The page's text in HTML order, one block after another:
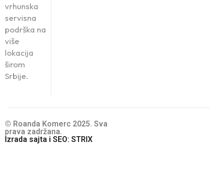
vrhunska
servisna
podrška na
više
lokacija
širom
Srbije.
© Roanda Komerc 2025. Sva
prava zadržana.
Izrada sajta i SEO: STRIX